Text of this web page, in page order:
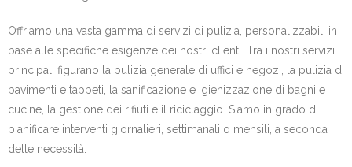
Offriamo una vasta gamma di servizi di pulizia, personalizzabili in
base alle specifiche esigenze dei nostri clienti. Tra i nostri servizi
principali figurano la pulizia generale di uffici e negozi, la pulizia di
pavimenti e tappeti, la sanificazione e igienizzazione di bagni e
cucine, la gestione dei rifiuti e il riciclaggio. Siamo in grado di
pianificare interventi giornalieri, settimanali o mensili, a seconda
delle necessità.